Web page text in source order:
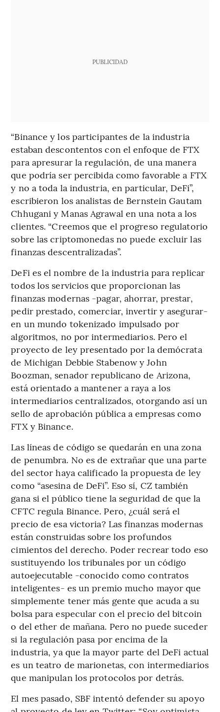
PUBLICIDAD
“Binance y los participantes de la industria
estaban descontentos con el enfoque de FTX
para apresurar la regulación, de una manera
que podría ser percibida como favorable a FTX
y no a toda la industria, en particular, DeFi”,
escribieron los analistas de Bernstein Gautam
Chhugani y Manas Agrawal en una nota a los
clientes. “Creemos que el progreso regulatorio
sobre las criptomonedas no puede excluir las
finanzas descentralizadas”.
DeFi es el nombre de la industria para replicar
todos los servicios que proporcionan las
finanzas modernas -pagar, ahorrar, prestar,
pedir prestado, comerciar, invertir y asegurar-
en un mundo tokenizado impulsado por
algoritmos, no por intermediarios. Pero el
proyecto de ley presentado por la demócrata
de Michigan Debbie Stabenow y John
Boozman, senador republicano de Arizona,
está orientado a mantener a raya a los
intermediarios centralizados, otorgando así un
sello de aprobación pública a empresas como
FTX y Binance.
Las líneas de código se quedarán en una zona
de penumbra. No es de extrañar que una parte
del sector haya calificado la propuesta de ley
como “asesina de DeFi”. Eso sí, CZ también
gana si el público tiene la seguridad de que la
CFTC regula Binance. Pero, ¿cuál será el
precio de esa victoria? Las finanzas modernas
están construidas sobre los profundos
cimientos del derecho. Poder recrear todo eso
sustituyendo los tribunales por un código
autoejecutable -conocido como contratos
inteligentes- es un premio mucho mayor que
simplemente tener más gente que acuda a su
bolsa para especular con el precio del bitcoin
o del ether de mañana. Pero no puede suceder
si la regulación pasa por encima de la
industria, ya que la mayor parte del DeFi actual
es un teatro de marionetas, con intermediarios
que manipulan los protocolos por detrás.
El mes pasado, SBF intentó defender su apoyo